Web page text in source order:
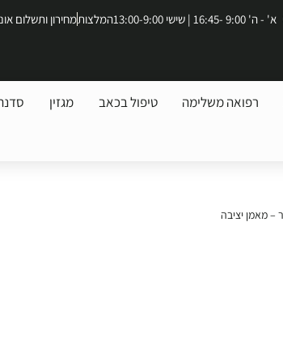
א' - ה' 9:00 -16:45 | שישי 13:00-9:00 המלצותמחירון ותשלום
רפואה משלימה טיפול בכאב מגזין